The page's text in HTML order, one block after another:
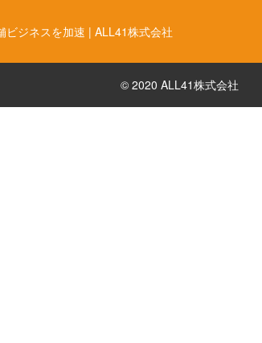
ビジネスを加速 | ALL41株式会社
© 2020 ALL41株式会社